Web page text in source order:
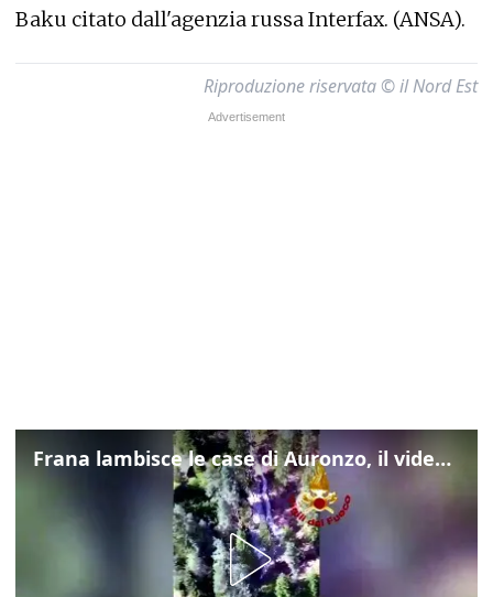
Baku citato dall'agenzia russa Interfax. (ANSA).
Riproduzione riservata © il Nord Est
Frana lambisce le case di Auronzo, il video dall'elicottero dei vigili del fuoco